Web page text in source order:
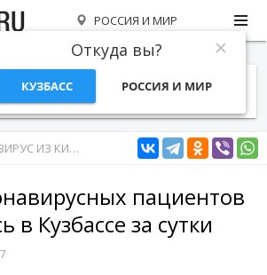
РОССИЯ И МИР
Откуда вы?
КУЗБАСС РОССИЯ И МИР
СТАТЬИ ТЕМЫ ФОТО
#СМЕРТЕЛЬНЫЙ ВИРУС ИЗ КИТАЯ
пациентов
в Кузбассе за сутки